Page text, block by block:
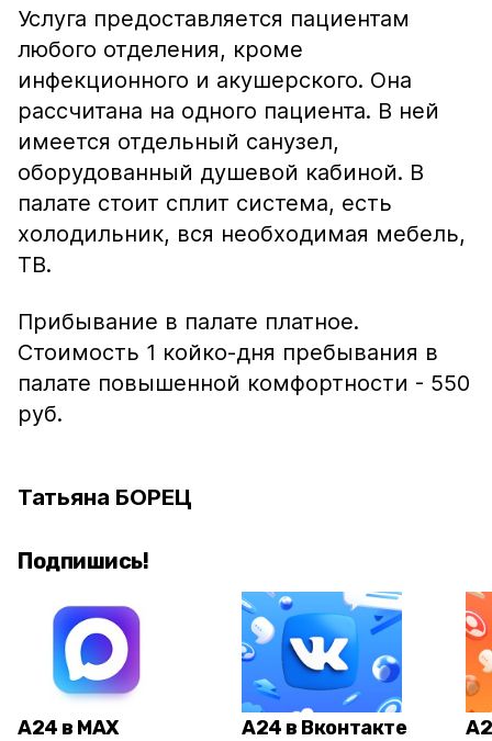
Услуга предоставляется пациентам
любого отделения, кроме
инфекционного и акушерского. Она
рассчитана на одного пациента. В ней
имеется отдельный санузел,
оборудованный душевой кабиной. В
палате стоит сплит система, есть
холодильник, вся необходимая мебель,
ТВ.
Прибывание в палате платное.
Стоимость 1 койко-дня пребывания в
палате повышенной комфортности - 550
руб.
Татьяна БОРЕЦ
Подпишись!
А24 в MAX А24 в Вконтакте